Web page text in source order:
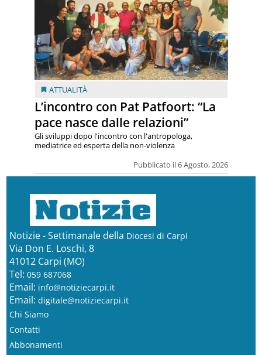
ATTUALITÀ
L’incontro con Pat Patfoort: “La
pace nasce dalle relazioni”
Pubblicato il 6 Agosto, 2026
Gli sviluppi dopo l'incontro con l'antropologa,
mediatrice ed esperta della non-violenza
Notizie - Settimanale della Diocesi di Carpi
Via Don E. Loschi, 8
41012 Carpi (MO)
Tel: 059 687068
Email: info@notiziecarpi.it
Email: digitale@notiziecarpi.it
Chi Siamo
Contatti
Abbonamenti